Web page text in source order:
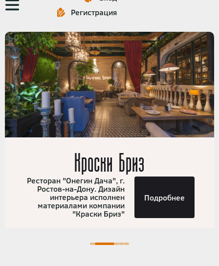
Основная
навигация
Регистрация
Краски Бриз
Ресторан "Онегин Дача", г.
Ростов-на-Дону. Дизайн
интерьера исполнен
материалами компании
"Краски Бриз"
Подробнее